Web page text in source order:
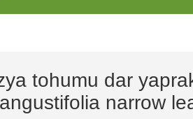
tohumu dar
narrow